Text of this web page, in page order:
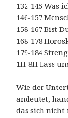
132-145 Was
146-157
158-167 Bist
168-178
179-184
1H-8H Lass
Wie der
andeutet,
das sich nicht